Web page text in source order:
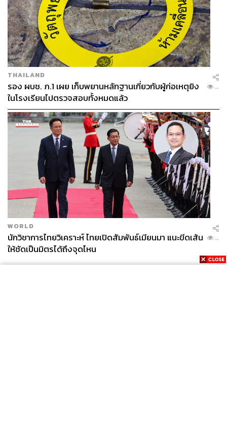
THAILAND
รอง ผบช. ภ.1 เผย เก็บพยานหลักฐานเกี่ยวกับผู้ก่อเหตุยิง
ในโรงเรียนไปตรวจสอบทั้งหมดแล้ว
...
WORLD
นักวิชาการไทยวิเคราะห์ ไทยเปิดสัมพันธ์เมียนมา แนะขีดเส้น
ให้ชัดเป็นมิตรได้ถึงจุดไหน
...